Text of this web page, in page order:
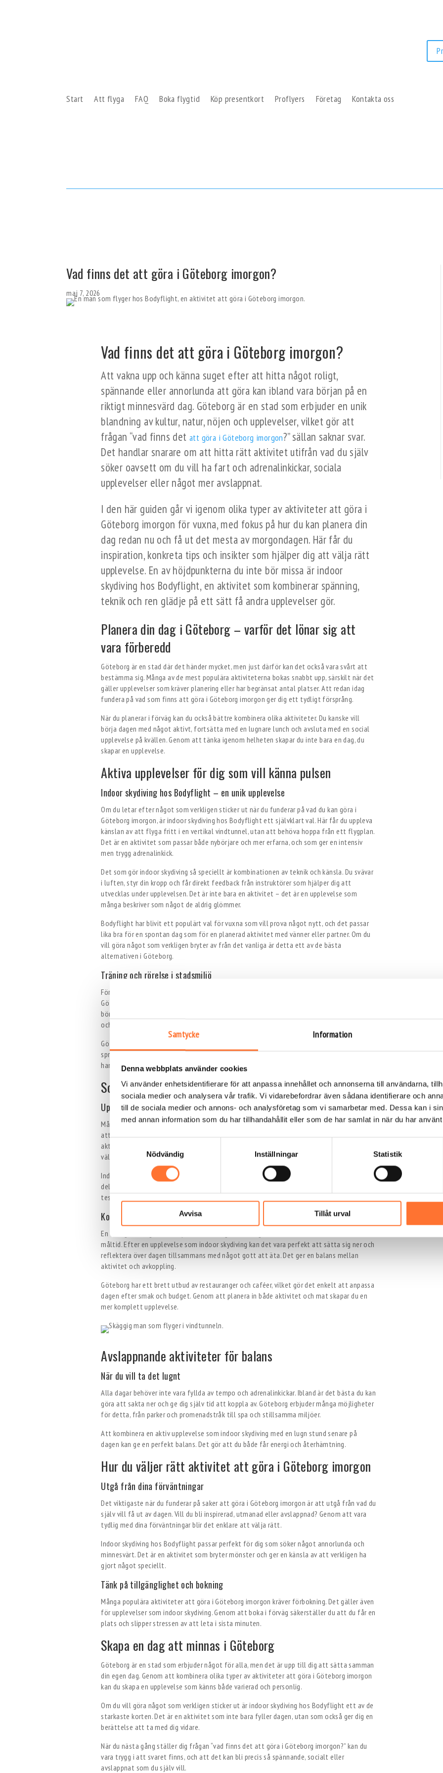
Samtycke Information
Denna webbplats använder cookies
Vi använder enhetsidentifierare för att anpassa innehållet och annonserna till användarna,
sociala medier och analysera vår trafik. Vi vidarebefordrar även sådana identifierare och
till de sociala medier och annons- och analysföretag som vi samarbetar med. Dessa kan i
med annan information som du har tillhandahållit eller som de har samlat in när du har
Nödvändig
Inställningar Statistik
Avvisa Tillåt urval
Start Att flyga FAQ Boka flygtid Köp presentkort Proflyers Företag Kontakta oss
Vad finns det att göra i Göteborg imorgon?
maj 7, 2026
Vad finns det att göra i Göteborg imorgon?
Att vakna upp och känna suget efter att hitta något roligt,
spännande eller annorlunda att göra kan ibland vara början på en
riktigt minnesvärd dag. Göteborg är en stad som erbjuder en unik
blandning av kultur, natur, nöjen och upplevelser, vilket gör att
frågan “vad finns det att göra i Göteborg imorgon?” sällan saknar svar.
Det handlar snarare om att hitta rätt aktivitet utifrån vad du själv
söker oavsett om du vill ha fart och adrenalinkickar, sociala
upplevelser eller något mer avslappnat.
I den här guiden går vi igenom olika typer av aktiviteter att göra i
Göteborg imorgon för vuxna, med fokus på hur du kan planera din
dag redan nu och få ut det mesta av morgondagen. Här får du
inspiration, konkreta tips och insikter som hjälper dig att välja rätt
upplevelse. En av höjdpunkterna du inte bör missa är indoor
skydiving hos Bodyflight, en aktivitet som kombinerar spänning,
teknik och ren glädje på ett sätt få andra upplevelser gör.
Planera din dag i Göteborg – varför det lönar sig att
vara förberedd
Göteborg är en stad där det händer mycket, men just därför kan det också vara svårt att
bestämma sig. Många av de mest populära aktiviteterna bokas snabbt upp, särskilt när det
gäller upplevelser som kräver planering eller har begränsat antal platser. Att redan idag
fundera på vad som finns att göra i Göteborg imorgon ger dig ett tydligt försprång.
När du planerar i förväg kan du också bättre kombinera olika aktiviteter. Du kanske vill
börja dagen med något aktivt, fortsätta med en lugnare lunch och avsluta med en social
upplevelse på kvällen. Genom att tänka igenom helheten skapar du inte bara en dag, du
skapar en upplevelse.
Aktiva upplevelser för dig som vill känna pulsen
Indoor skydiving hos Bodyflight – en unik upplevelse
Om du letar efter något som verkligen sticker ut när du funderar på vad du kan göra i
Göteborg imorgon, är indoor skydiving hos Bodyflight ett självklart val. Här får du uppleva
känslan av att flyga fritt i en vertikal vindtunnel, utan att behöva hoppa från ett flygplan.
Det är en aktivitet som passar både nybörjare och mer erfarna, och som ger en intensiv
men trygg adrenalinkick.
Det som gör indoor skydiving så speciellt är kombinationen av teknik och känsla. Du svävar
i luften, styr din kropp och får direkt feedback från instruktörer som hjälper dig att
utvecklas under upplevelsen. Det är inte bara en aktivitet – det är en upplevelse som
många beskriver som något de aldrig glömmer.
Bodyflight har blivit ett populärt val för vuxna som vill prova något nytt, och det passar
lika bra för en spontan dag som för en planerad aktivitet med vänner eller partner. Om du
vill göra något som verkligen bryter av från det vanliga är detta ett av de bästa
alternativen i Göteborg.
Träning och rörelse i stadsmiljö
För den som föredrar mer traditionella former av aktivitet finns det gott om möjligheter i
Göteborg. Staden erbjuder allt från gym och träningspass till löpspår och cykelturer. Att
börja dagen med rörelse kan sätta tonen för resten av dagen och ge en känsla av energi
och fokus.
Göteborgs stadsmiljö gör det också enkelt att kombinera träning med upplevelse. Du kan
springa längs vattnet, cykla genom olika stadsdelar eller delta i gruppträning utomhus. Det
handlar inte bara om fysisk aktivitet, utan om att uppleva staden på ett aktivt sätt.
Sociala aktiviteter för vuxna
Upplevelser att dela med andra
Många som söker efter vad man kan göra i Göteborg imorgon letar egentligen efter något
att göra tillsammans med andra. Det kan vara en dejt, en träff med vänner eller en
aktivitet som bryter vardagen. Här finns det många alternativ, men det viktigaste är att
välja något som skapar interaktion.
Indoor skydiving hos Bodyflight fungerar utmärkt som en social aktivitet. Upplevelsen
delas ofta med andra deltagare, och det skapar en naturlig gemenskap. Att tillsammans
testa något nytt leder ofta till skratt, spänning och minnen som stannar kvar länge.
Kombinera aktivitet med mat och dryck
En vanlig strategi när man planerar en dag i Göteborg är att kombinera en aktivitet med en
måltid. Efter en upplevelse som indoor skydiving kan det vara perfekt att sätta sig ner och
reflektera över dagen tillsammans med något gott att äta. Det ger en balans mellan
aktivitet och avkoppling.
Göteborg har ett brett utbud av restauranger och caféer, vilket gör det enkelt att anpassa
dagen efter smak och budget. Genom att planera in både aktivitet och mat skapar du en
mer komplett upplevelse.
Avslappnande aktiviteter för balans
När du vill ta det lugnt
Alla dagar behöver inte vara fyllda av tempo och adrenalinkickar. Ibland är det bästa du kan
göra att sakta ner och ge dig själv tid att koppla av. Göteborg erbjuder många möjligheter
för detta, från parker och promenadstråk till spa och stillsamma miljöer.
Att kombinera en aktiv upplevelse som indoor skydiving med en lugn stund senare på
dagen kan ge en perfekt balans. Det gör att du både får energi och återhämtning.
Hur du väljer rätt aktivitet att göra i Göteborg imorgon
Utgå från dina förväntningar
Det viktigaste när du funderar på saker att göra i Göteborg imorgon är att utgå från vad du
själv vill få ut av dagen. Vill du bli inspirerad, utmanad eller avslappnad? Genom att vara
tydlig med dina förväntningar blir det enklare att välja rätt.
Indoor skydiving hos Bodyflight passar perfekt för dig som söker något annorlunda och
minnesvärt. Det är en aktivitet som bryter mönster och ger en känsla av att verkligen ha
gjort något speciellt.
Tänk på tillgänglighet och bokning
Många populära aktiviteter att göra i Göteborg imorgon kräver förbokning. Det gäller även
för upplevelser som indoor skydiving. Genom att boka i förväg säkerställer du att du får en
plats och slipper stressen av att leta i sista minuten.
Skapa en dag att minnas i Göteborg
Göteborg är en stad som erbjuder något för alla, men det är upp till dig att sätta samman
din egen dag. Genom att kombinera olika typer av aktiviteter att göra i Göteborg imorgon
kan du skapa en upplevelse som känns både varierad och personlig.
Om du vill göra något som verkligen sticker ut är indoor skydiving hos Bodyflight ett av de
starkaste korten. Det är en aktivitet som inte bara fyller dagen, utan som också ger dig en
berättelse att ta med dig vidare.
När du nästa gång ställer dig frågan “vad finns det att göra i Göteborg imorgon?” kan du
vara trygg i att svaret finns, och att det kan bli precis så spännande, socialt eller
avslappnat som du själv vill.